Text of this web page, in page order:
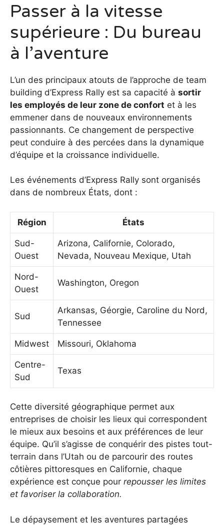
Passer à la vitesse
supérieure : Du bureau
à l’aventure
L’un des principaux atouts de l’approche de team
building d’Express Rally est sa capacité à sortir
les employés de leur zone de confort et à les
emmener dans de nouveaux environnements
passionnants. Ce changement de perspective
peut conduire à des percées dans la dynamique
d’équipe et la croissance individuelle.
Les événements d’Express Rally sont organisés
dans de nombreux États, dont :
Région États
Sud-
Ouest
Arizona, Californie, Colorado,
Nevada, Nouveau Mexique, Utah
Nord-
Ouest
Washington, Oregon
Sud
Arkansas, Géorgie, Caroline du Nord,
Tennessee
Midwest Missouri, Oklahoma
Centre-
Sud
Texas
Cette diversité géographique permet aux
entreprises de choisir les lieux qui correspondent
le mieux aux besoins et aux préférences de leur
équipe. Qu’il s’agisse de conquérir des pistes tout-
terrain dans l’Utah ou de parcourir des routes
côtières pittoresques en Californie, chaque
expérience est conçue pour repousser les limites
et favoriser la collaboration.
Le dépaysement et les aventures partagées